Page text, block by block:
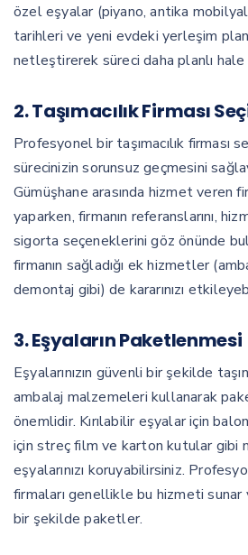
özel eşyalar (piyano, antika
tarihleri ve yeni evdeki yerleşim
netleştirerek süreci daha planlı
2. Taşımacılık Firması
Profesyonel bir taşımacılık firması
sürecinizin sorunsuz geçmesini
Gümüşhane arasında hizmet veren
yaparken, firmanın referanslarını,
sigorta seçeneklerini göz önünde
firmanın sağladığı ek hizmetler
demontaj gibi) de kararınızı
3. Eşyaların Paketlenmesi
Eşyalarınızın güvenli bir şekilde
ambalaj malzemeleri kullanarak
önemlidir. Kırılabilir eşyalar için
için streç film ve karton kutular gibi
eşyalarınızı koruyabilirsiniz.
firmaları genellikle bu hizmeti sunar
bir şekilde paketler.